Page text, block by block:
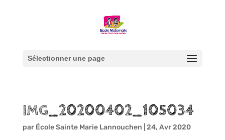
Sélectionner une page
IMG_20200402_105034
par École Sainte Marie Lannouchen 24, Avr 2020